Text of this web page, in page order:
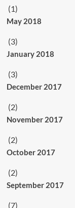
(1)
May 2018
(3)
January 2018
(3)
December 2017
(2)
November 2017
(2)
October 2017
(2)
September 2017
(7)